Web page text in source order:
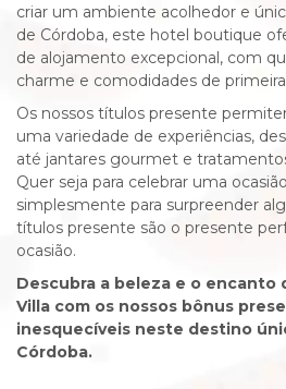
criar um ambiente acolhedor e
de Córdoba, este hotel boutique
de alojamento excepcional, com
charme e comodidades de primeira
Os nossos títulos presente
uma variedade de experiências,
até jantares gourmet e
Quer seja para celebrar uma
simplesmente para surpreender
títulos presente são o presente
ocasião.
Descubra a beleza e o encanto
Villa com os nossos bônus
inesquecíveis neste destino
Córdoba.